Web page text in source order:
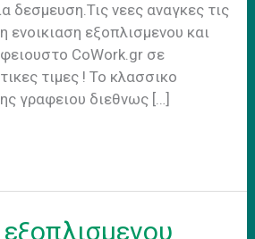
δεσμευση.Τις νεες αναγκες τις
ενοικιαση εξοπλισμενου και
CoWork.gr σε
τιμες ! Το κλασσικο
γραφειου διεθνως […]